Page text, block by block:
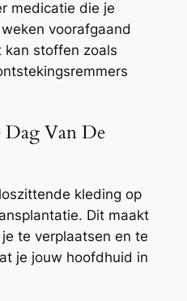
medicatie die je
voorafgaand
kan stoffen zoals
Van De
kleding op
Dit maakt
te verplaatsen en te
je jouw hoofdhuid in